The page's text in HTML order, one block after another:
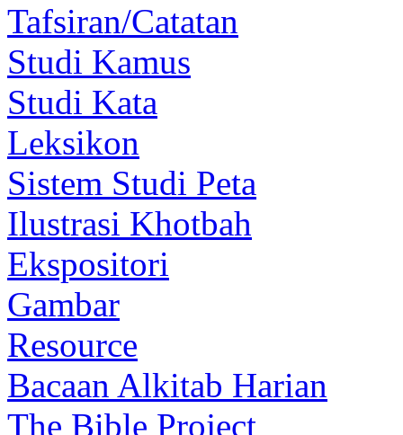
Tafsiran/Catatan
Studi Kamus
Studi Kata
Leksikon
Sistem Studi Peta
Ilustrasi Khotbah
Ekspositori
Gambar
Resource
Bacaan Alkitab Harian
The Bible Project